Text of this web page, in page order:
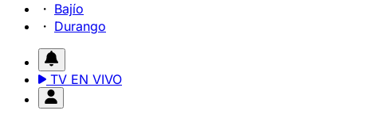
Bajío
Durango
TV EN VIVO